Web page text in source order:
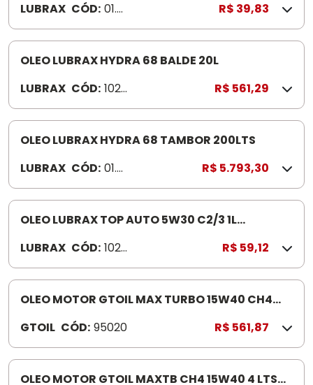
LUBRAX CÓD: 01.0
27.7
18
R$ 39,83
OLEO LUBRAX HYDRA 68 BALDE 20L
LUBRAX CÓD: 1023
271
R$ 561,29
OLEO LUBRAX HYDRA 68 TAMBOR 200LTS
LUBRAX CÓD: 01.0
01.0
76
R$ 5.793,30
OLEO LUBRAX TOP AUTO 5W30 C2/3 1L
LUBRAX CÓD: 102
671
6
R$ 59,12
OLEO MOTOR GTOIL MAX TURBO 15W40 CH4
GTOIL CÓD: 95020 R$ 561,87
OLEO MOTOR GTOIL MAXTB CH4 15W40 4 LTS